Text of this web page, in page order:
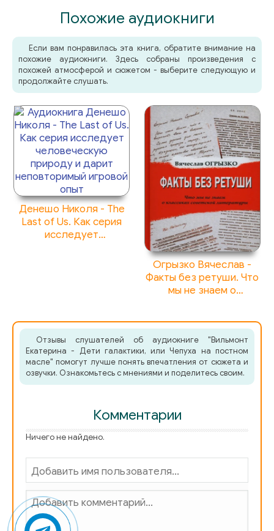
Deti_Galaktiki_73
Deti_Galaktiki_74
Похожие аудиокниги
Если вам понравилась эта книга, обратите внимание на
похожие аудиокниги. Здесь собраны произведения с
похожей атмосферой и сюжетом - выберите следующую и
продолжайте слушать.
Денешо Николя - The
Last of Us. Как серия
исследует
Огрызко Вячеслав -
Факты без ретуши. Что
мы не знаем о
Отзывы слушателей об аудиокниге "Вильмонт
Екатерина - Дети галактики, или Чепуха на постном
масле" помогут лучше понять впечатления от сюжета и
озвучки. Ознакомьтесь с мнениями и поделитесь своим.
Комментарии
Ничего не найдено.